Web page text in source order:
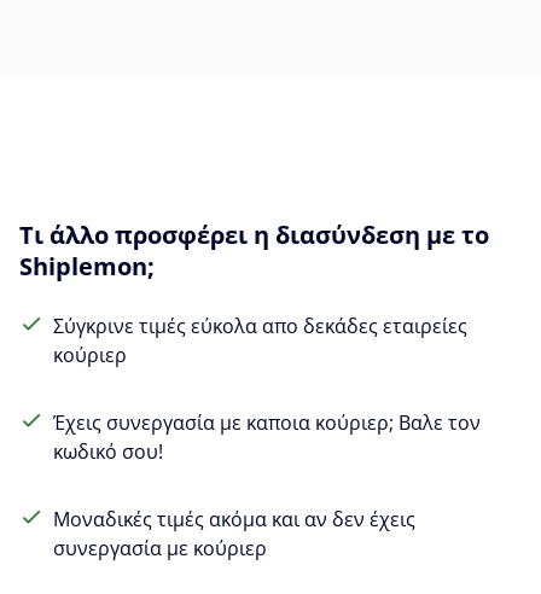
Τι άλλο προσφέρει η διασύνδεση με το
Shiplemon;
Σύγκρινε τιμές εύκολα απο δεκάδες εταιρείες
κούριερ
Έχεις συνεργασία με καποια κούριερ; Βαλε τον
κωδικό σου!
Μοναδικές τιμές ακόμα και αν δεν έχεις
συνεργασία με κούριερ